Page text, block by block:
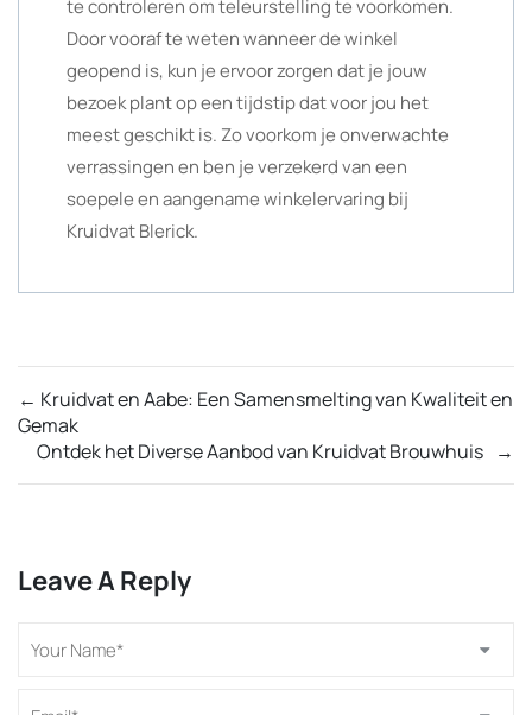
te controleren om teleurstelling te voorkomen.
Door vooraf te weten wanneer de winkel
geopend is, kun je ervoor zorgen dat je jouw
bezoek plant op een tijdstip dat voor jou het
meest geschikt is. Zo voorkom je onverwachte
verrassingen en ben je verzekerd van een
soepele en aangename winkelervaring bij
Kruidvat Blerick.
← Kruidvat en Aabe: Een Samensmelting van Kwaliteit en
Gemak
→
Ontdek het Diverse Aanbod van Kruidvat Brouwhuis
Leave A Reply